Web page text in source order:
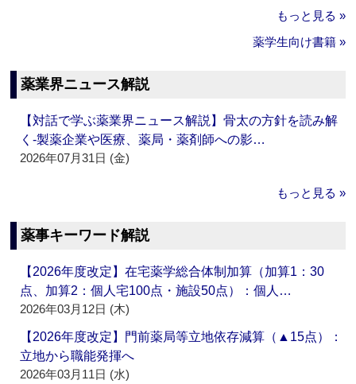
もっと見る »
薬学生向け書籍 »
薬業界ニュース解説
【対話で学ぶ薬業界ニュース解説】骨太の方針を読み解
く‐製薬企業や医療、薬局・薬剤師への影…
2026年07月31日 (金)
もっと見る »
薬事キーワード解説
【2026年度改定】在宅薬学総合体制加算（加算1：30
点、加算2：個人宅100点・施設50点）：個人…
2026年03月12日 (木)
【2026年度改定】門前薬局等立地依存減算（▲15点）：
立地から職能発揮へ
2026年03月11日 (水)